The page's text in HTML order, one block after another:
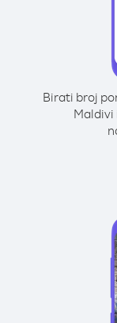
Birati broj
Maldivi